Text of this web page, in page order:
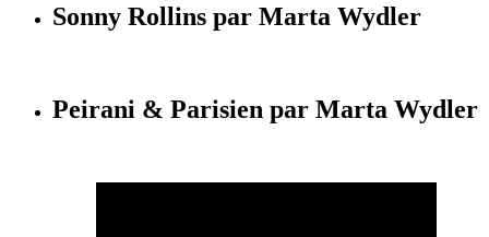
Sonny Rollins par Marta Wydler
Peirani & Parisien par Marta Wydler